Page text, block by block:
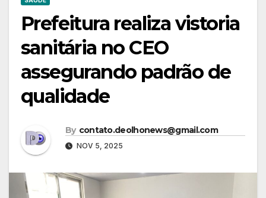
Prefeitura realiza vistoria
sanitária no CEO
assegurando padrão de
qualidade
By contato.deolhonews@gmail.com
NOV 5, 2025